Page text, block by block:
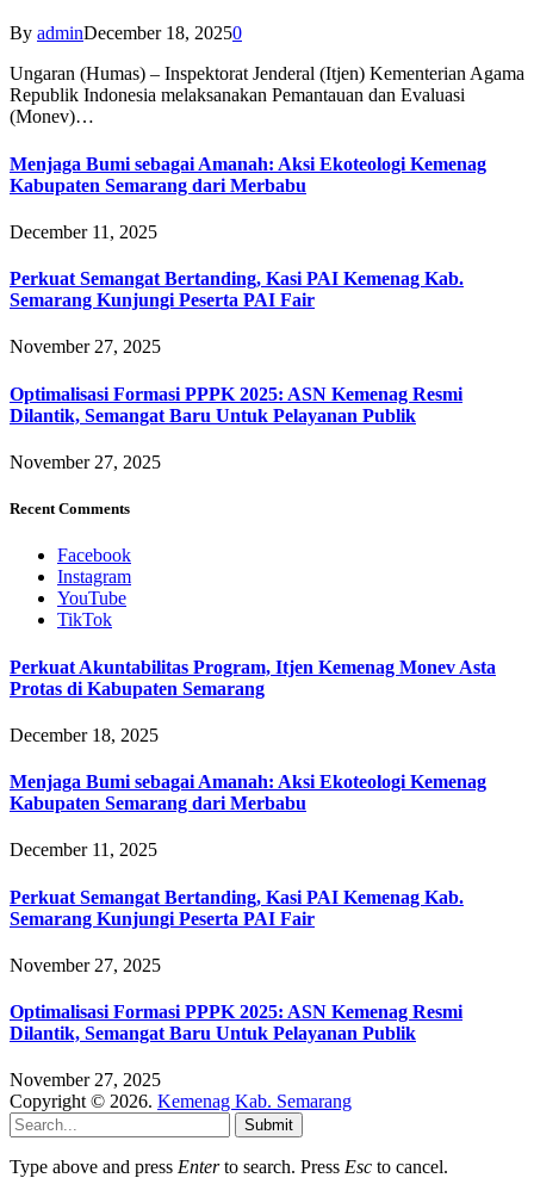
By adminDecember 18, 20250
Ungaran (Humas) – Inspektorat Jenderal (Itjen) Kementerian Agama
Republik Indonesia melaksanakan Pemantauan dan Evaluasi
(Monev)…
Menjaga Bumi sebagai Amanah: Aksi Ekoteologi Kemenag
Kabupaten Semarang dari Merbabu
December 11, 2025
Perkuat Semangat Bertanding, Kasi PAI Kemenag Kab.
Semarang Kunjungi Peserta PAI Fair
November 27, 2025
Optimalisasi Formasi PPPK 2025: ASN Kemenag Resmi
Dilantik, Semangat Baru Untuk Pelayanan Publik
November 27, 2025
Recent Comments
Facebook
Instagram
YouTube
TikTok
Perkuat Akuntabilitas Program, Itjen Kemenag Monev Asta
Protas di Kabupaten Semarang
December 18, 2025
Menjaga Bumi sebagai Amanah: Aksi Ekoteologi Kemenag
Kabupaten Semarang dari Merbabu
December 11, 2025
Perkuat Semangat Bertanding, Kasi PAI Kemenag Kab.
Semarang Kunjungi Peserta PAI Fair
November 27, 2025
Optimalisasi Formasi PPPK 2025: ASN Kemenag Resmi
Dilantik, Semangat Baru Untuk Pelayanan Publik
November 27, 2025
Copyright © 2026. Kemenag Kab. Semarang
Submit
Type above and press Enterto search. Press Esc to cancel.